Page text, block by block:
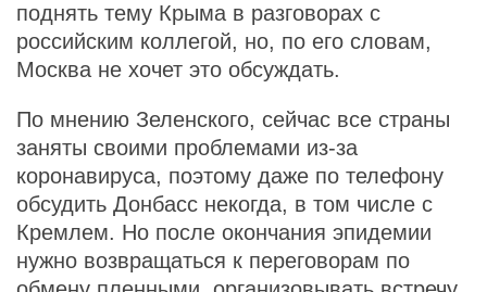
поднять тему Крыма в разговорах с
российским коллегой, но, по его словам,
Москва не хочет это обсуждать.
По мнению Зеленского, сейчас все страны
заняты своими проблемами из-за
коронавируса, поэтому даже по телефону
обсудить Донбасс некогда, в том числе с
Кремлем. Но после окончания эпидемии
нужно возвращаться к переговорам по